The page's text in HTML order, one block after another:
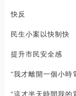
快反
民生小案以快制快
提升市民安全感
“我才離開一個小
“這才半天時間我的